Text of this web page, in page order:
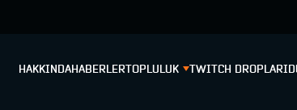
HAKKINDAHABERLERTOPLULUK TWITCH DROPLARI